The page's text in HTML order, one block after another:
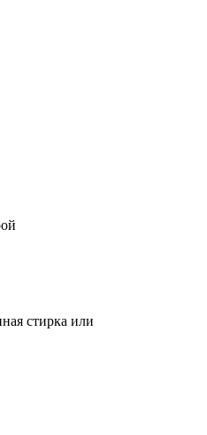
стирка или